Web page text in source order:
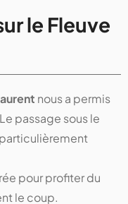
le Fleuve
nous a permis
passage sous le
pour profiter du
le coup.